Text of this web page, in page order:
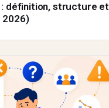
: définition, structure et
2026)